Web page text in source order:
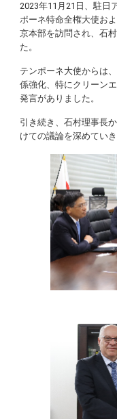
2023年11月21日、駐日
ポーネ特命全権大使お
京本部を訪問され、石
た。
テンポーネ大使からは
係強化、特にクリーン
発言がありました。
引き続き、石村理事長
けての議論を深めてい